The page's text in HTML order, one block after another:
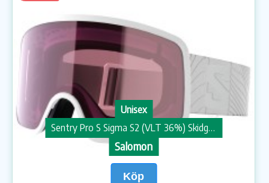
Unisex
Sentry Pro S Sigma S2 (VLT 36%) Skidglasögon
Salomon
Köp